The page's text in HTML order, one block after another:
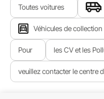
Toutes voitures
Véhicules de collection
Pour les CV et les
veuillez contacter le centre